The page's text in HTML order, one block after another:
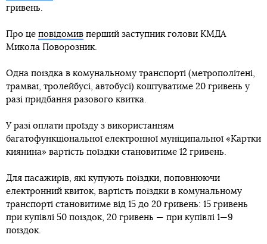
гривень.
Про це повідомив перший заступник голови КМДА
Микола Поворозник.
Одна поїздка в комунальному транспорті (метрополітені,
трамваї, тролейбусі, автобусі) коштуватиме 20 гривень у
разі придбання разового квитка.
У разі оплати проїзду з використанням
багатофункціональної електронної муніципальної «Картки
киянина» вартість поїздки становитиме 12 гривень.
Для пасажирів, які купують поїздки, поповнюючи
електронний квиток, вартість поїздки в комунальному
транспорті становитиме від 15 до 20 гривень: 15 гривень
при купівлі 50 поїздок, 20 гривень — при купівлі 1—9
поїздок.